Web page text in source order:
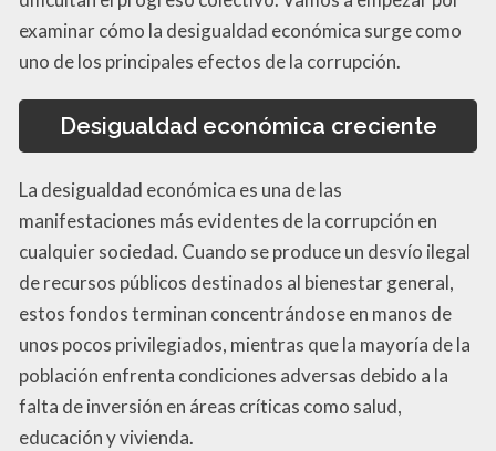
examinar cómo la desigualdad económica surge como
uno de los principales efectos de la corrupción.
Desigualdad económica creciente
La desigualdad económica es una de las
manifestaciones más evidentes de la corrupción en
cualquier sociedad. Cuando se produce un desvío ilegal
de recursos públicos destinados al bienestar general,
estos fondos terminan concentrándose en manos de
unos pocos privilegiados, mientras que la mayoría de la
población enfrenta condiciones adversas debido a la
falta de inversión en áreas críticas como salud,
educación y vivienda.